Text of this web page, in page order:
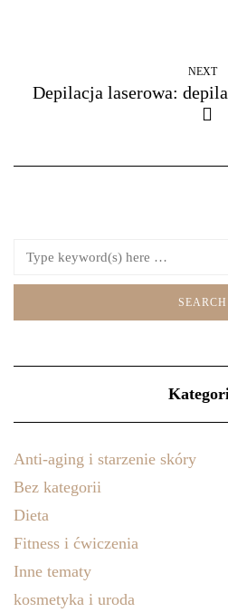
NEXT
Depilacja laserowa:
Anti-aging i starzenie skóry
Bez kategorii
Dieta
Fitness i ćwiczenia
Inne tematy
kosmetyka i uroda